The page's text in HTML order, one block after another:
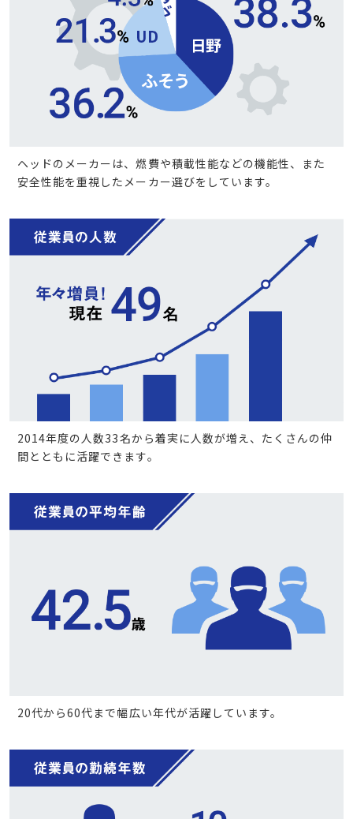
ヘッドのメーカーは、燃費や積載性能などの機能性、また
安全性能を重視したメーカー選びをしています。
2014年度の人数33名から着実に人数が増え、たくさんの仲
間とともに活躍できます。
20代から60代まで幅広い年代が活躍しています。